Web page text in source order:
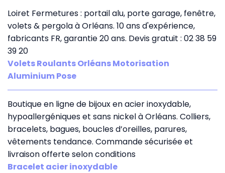
Loiret Fermetures : portail alu, porte garage, fenêtre,
volets & pergola à Orléans. 10 ans d'expérience,
fabricants FR, garantie 20 ans. Devis gratuit : 02 38 59
39 20
Volets Roulants Orléans Motorisation
Aluminium Pose
Boutique en ligne de bijoux en acier inoxydable,
hypoallergéniques et sans nickel à Orléans. Colliers,
bracelets, bagues, boucles d’oreilles, parures,
vêtements tendance. Commande sécurisée et
livraison offerte selon conditions
Bracelet acier inoxydable